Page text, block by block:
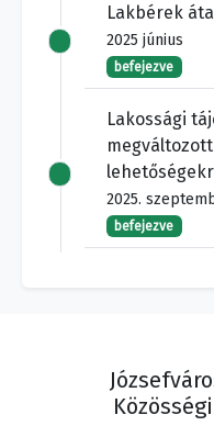
Lakbérek
2025 június
befejezve
Lakossági
2025.
befejezve